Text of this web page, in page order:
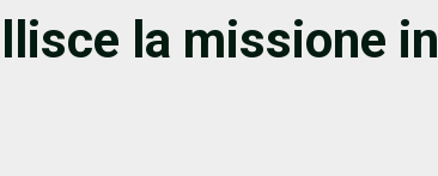
la missione in